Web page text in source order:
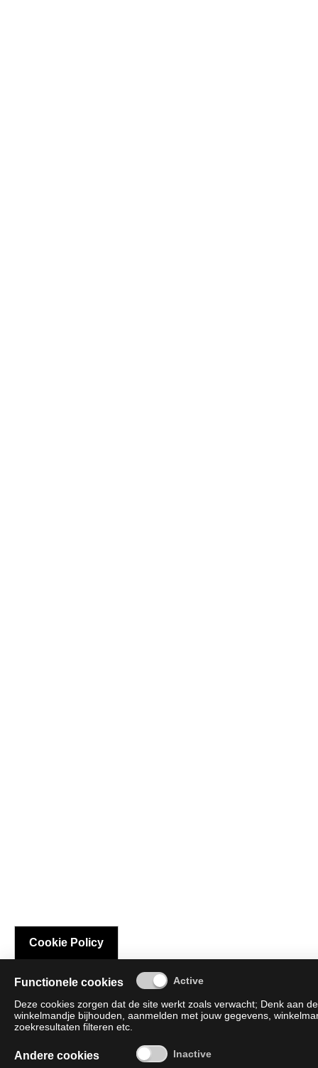
Cookie Policy
Functionele cookies
Deze cookies zorgen dat de site werkt zoals verwacht; Denk aan
winkelmandje bijhouden, aanmelden met jouw gegevens,
zoekresultaten filteren etc.
Andere cookies